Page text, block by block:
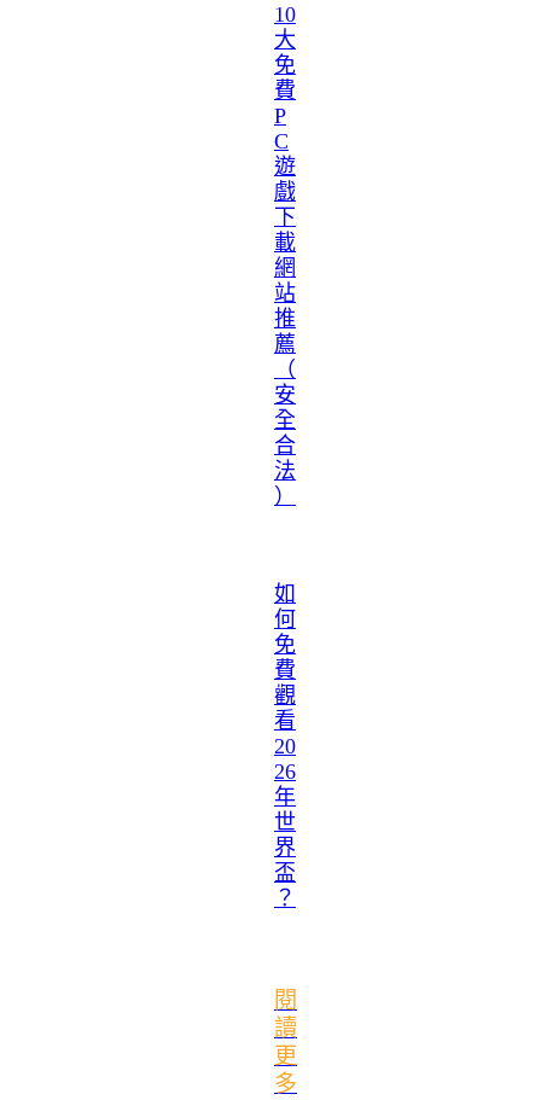
10
大
免
費
P
C
遊
戲
下
載
網
站
推
薦
（
安
全
合
法
）
如
何
免
費
觀
看
20
26
年
世
界
盃
？
閱
讀
更
多